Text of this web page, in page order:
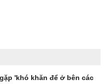
'khó khăn để ở bên các